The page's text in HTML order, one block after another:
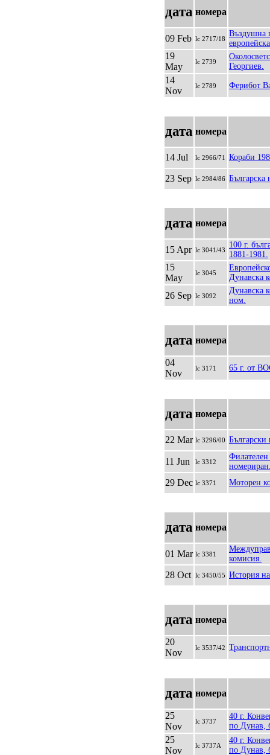
дата номера
09 Feb lc 2717/18
Въздушна
19
May
lc 2739
Георгиев.
14
Nov
lc 2789 Ферибот
дата номера
14 Jul lc 2966/71 Кораби
23 Sep lc 2984/86 Българска
дата номера
15 Apr lc 3041/43
100 г.
1881-1981.
15
May
lc 3045
Дунавска
26 Sep lc 3092
Дунавска
ном.
дата номера
04
Nov
lc 3171 65 г. от
дата номера
22 Mar lc 3296/00 Български
11 Jun lc 3312
29 Dec lc 3371 Моторен
дата номера
01 Mar lc 3381
комисия.
28 Oct lc 3450/55 История
дата номера
20
Nov
lc 3537/42
дата номера
25
Nov
lc 3737
40 г.
по Дунав,
25
Nov
lc 3737A
40 г.
по Дунав,